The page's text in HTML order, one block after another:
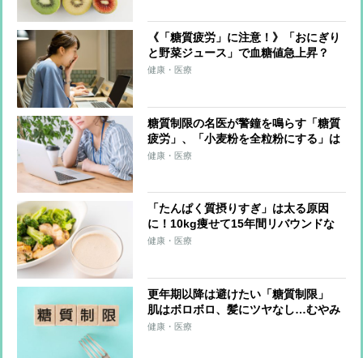
《「糖質疲労」に注意！》「おにぎり
と野菜ジュース」で血糖値急上昇？
「低GI食品のそばならOK」は誤解だ
健康・医療
糖質制限の名医が警鐘を鳴らす「糖質
疲労」、「小麦粉を全粒粉にする」は
意味がない？ 注意すべき「低脂肪ヨ
健康・医療
「たんぱく質摂りすぎ」は太る原因
に！10kg痩せて15年間リバウンドな
しの管理栄養士が語る
健康・医療
更年期以降は避けたい「糖質制限」
肌はボロボロ、髪にツヤなし…むやみ
にやると“老け”のもとに
健康・医療